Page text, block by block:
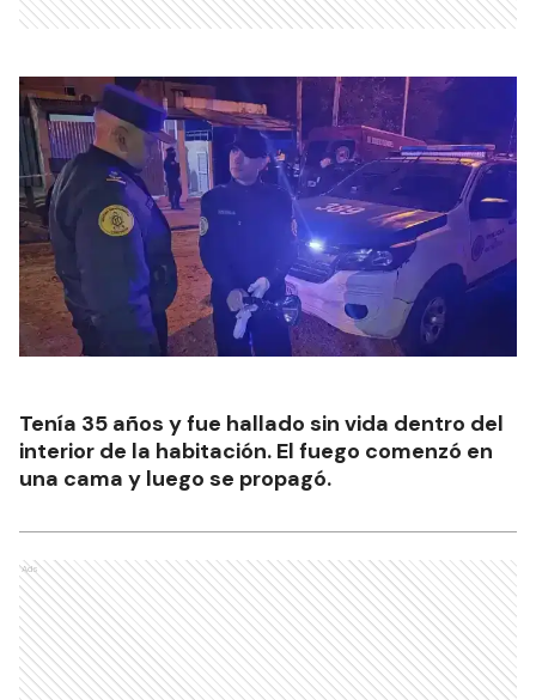
Tenía 35 años y fue hallado sin vida dentro del
interior de la habitación. El fuego comenzó en
una cama y luego se propagó.
Ads